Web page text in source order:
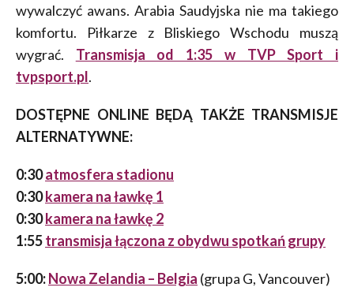
wywalczyć awans. Arabia Saudyjska nie ma takiego
komfortu. Piłkarze z Bliskiego Wschodu muszą
wygrać. Transmisja od 1:35 w TVP Sport i
tvpsport.pl.
DOSTĘPNE ONLINE BĘDĄ TAKŻE TRANSMISJE
ALTERNATYWNE:
0:30atmosfera stadionu
0:30kamera na ławkę 1
0:30kamera na ławkę 2
1:55transmisja łączona z obydwu spotkań grupy
5:00:Nowa Zelandia – Belgia (grupa G, Vancouver)